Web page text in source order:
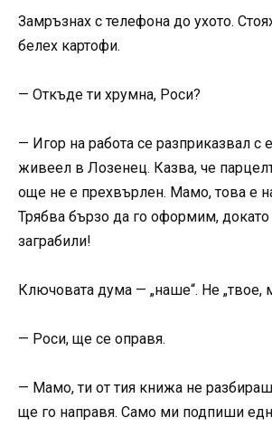
Замръзнах с телефона до ухото.
белех картофи.
— Откъде ти хрумна, Роси?
— Игор на работа се разприказвал с
живеел в Лозенец. Казва, че
още не е прехвърлен. Мамо, това е
Трябва бързо да го оформим, докато
заграбили!
Ключовата дума — „наше“. Не „твое,
— Роси, ще се оправя.
— Мамо, ти от тия книжа не
ще го направя. Само ми подпиши